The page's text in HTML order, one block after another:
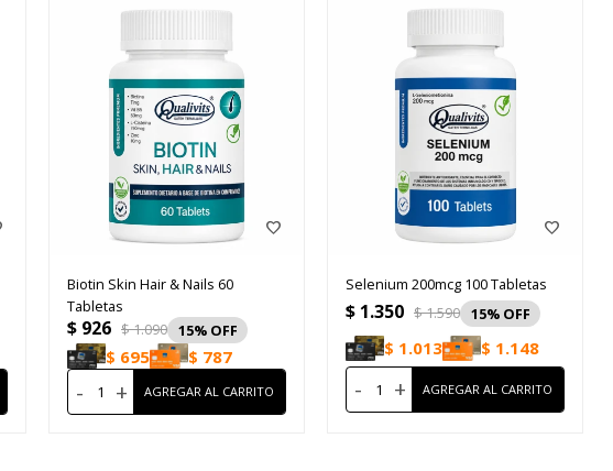
Biotin Skin Hair & Nails 60
Tabletas
$ 926 $1.090 15
$ 695 $ 787
- +
Selenium 200mcg 100 Tabletas
$ 1.350 $1.590 15
$ 1.013 $ 1.148
- +